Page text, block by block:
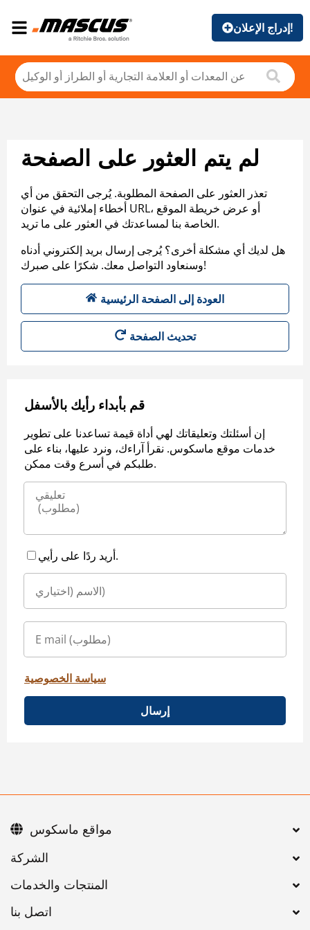
إدراج الإعلان!
لم يتم العثور على الصفحة
تعذر العثور على الصفحة المطلوبة. يُرجى التحقق من أي
أخطاء إملائية في عنوان URL، أو عرض خريطة الموقع
الخاصة بنا لمساعدتك في العثور على ما تريد.
هل لديك أي مشكلة أخرى؟ يُرجى إرسال بريد إلكتروني أدناه
وسنعاود التواصل معك. شكرًا على صبرك!
العودة إلى الصفحة الرئيسية
تحديث الصفحة
قم بأبداء رأيك بالأسفل
إن أسئلتك وتعليقاتك لهي أداة قيمة تساعدنا على تطوير
خدمات موقع ماسكوس. نقرأ آراءك، ونرد عليها، بناء على
طلبكم في أسرع وقت ممكن.
أريد ردًا على رأيي.
سياسة الخصوصية
إرسال
اتصل بنا
مواقع ماسكوس